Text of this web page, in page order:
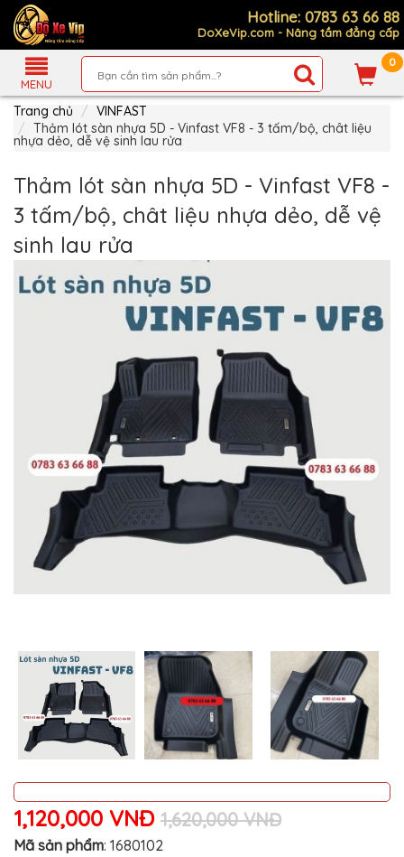
Hotline: 0783 63 66 88
DoXeVip.com - Nâng tầm đẳng cấp
MENU
0
Giới
Thiệu
Sản
Phẩm
Dẫn
Mua
Hàng
Chính
Sách
Thanh
Toán
KIA
TOYOTA
HONDA
MAZDA
SUBARU
NISSAN
VOLKSWAGEN
MERCEDES
HYUNDAI
FORD
MITSUBISHI
BMW
Trang chủ
VINFAST
Thảm lót sàn nhựa 5D - Vinfast VF8 - 3 tấm/bộ, chât liệu
nhựa dẻo, dễ vệ sinh lau rửa
Thảm lót sàn nhựa 5D - Vinfast VF8 -
3 tấm/bộ, chât liệu nhựa dẻo, dễ vệ
sinh lau rửa
1,120,000 VNĐ 1,620,000 VNĐ
Mã sản phẩm: 1680102